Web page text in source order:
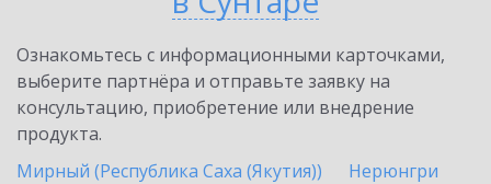
Ознакомьтесь с информационными карточками,
выберите партнёра и отправьте заявку на
консультацию, приобретение или внедрение
продукта.
Мирный (Республика Саха (Якутия))
Нерюнгри